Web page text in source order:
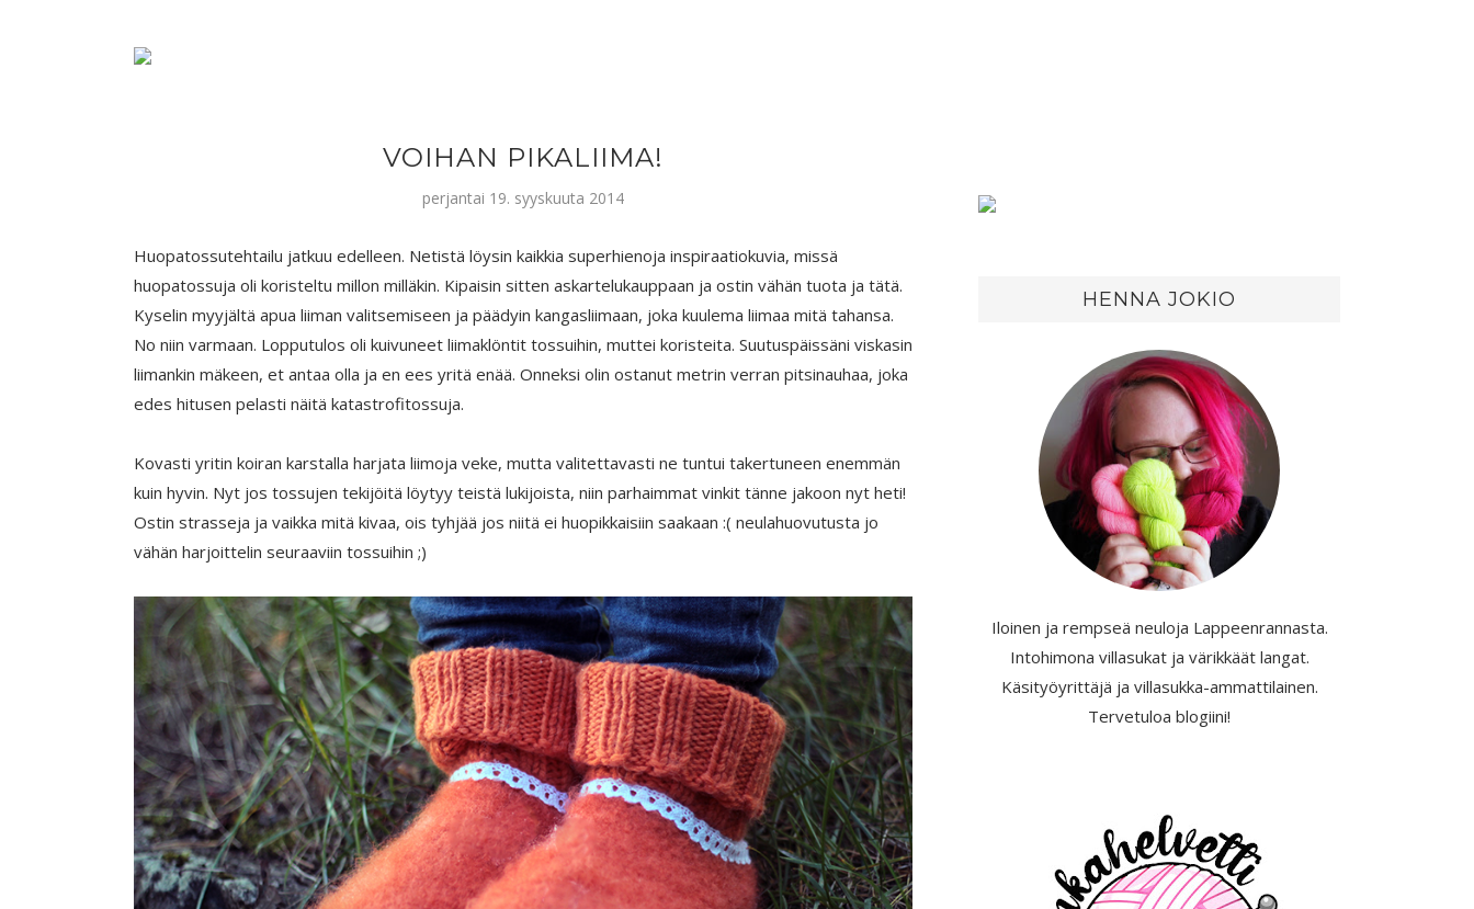
VOIHAN PIKALIIMA!
perjantai 19. syyskuuta 2014
Huopatossutehtailu jatkuu edelleen. Netistä löysin kaikkia superhienoja inspiraatiokuvia, missä
huopatossuja oli koristeltu millon milläkin. Kipaisin sitten askartelukauppaan ja ostin vähän tuota ja tätä.
Kyselin myyjältä apua liiman valitsemiseen ja päädyin kangasliimaan, joka kuulema liimaa mitä tahansa.
No niin varmaan. Lopputulos oli kuivuneet liimaklöntit tossuihin, muttei koristeita. Suutuspäissäni viskasin
liimankin mäkeen, et antaa olla ja en ees yritä enää. Onneksi olin ostanut metrin verran pitsinauhaa, joka
edes hitusen pelasti näitä katastrofitossuja.
Kovasti yritin koiran karstalla harjata liimoja veke, mutta valitettavasti ne tuntui takertuneen enemmän
kuin hyvin. Nyt jos tossujen tekijöitä löytyy teistä lukijoista, niin parhaimmat vinkit tänne jakoon nyt heti!
Ostin strasseja ja vaikka mitä kivaa, ois tyhjää jos niitä ei huopikkaisiin saakaan :( neulahuovutusta jo
vähän harjoittelin seuraaviin tossuihin ;)
HENNA JOKIO
Iloinen ja rempseä neuloja Lappeenrannasta.
Intohimona villasukat ja värikkäät langat.
Käsityöyrittäjä ja villasukka-ammattilainen.
Tervetuloa blogiini!